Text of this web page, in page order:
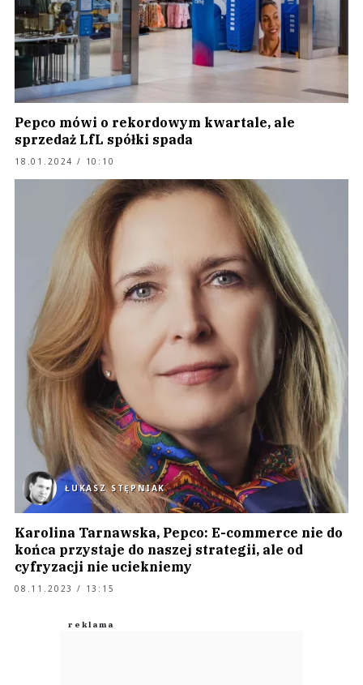
Pepco mówi o rekordowym kwartale, ale
sprzedaż LfL spółki spada
18.01.2024 / 10:10
ŁUKASZ STĘPNIAK
Karolina Tarnawska, Pepco: E-commerce nie do
końca przystaje do naszej strategii, ale od
cyfryzacji nie uciekniemy
08.11.2023 / 13:15